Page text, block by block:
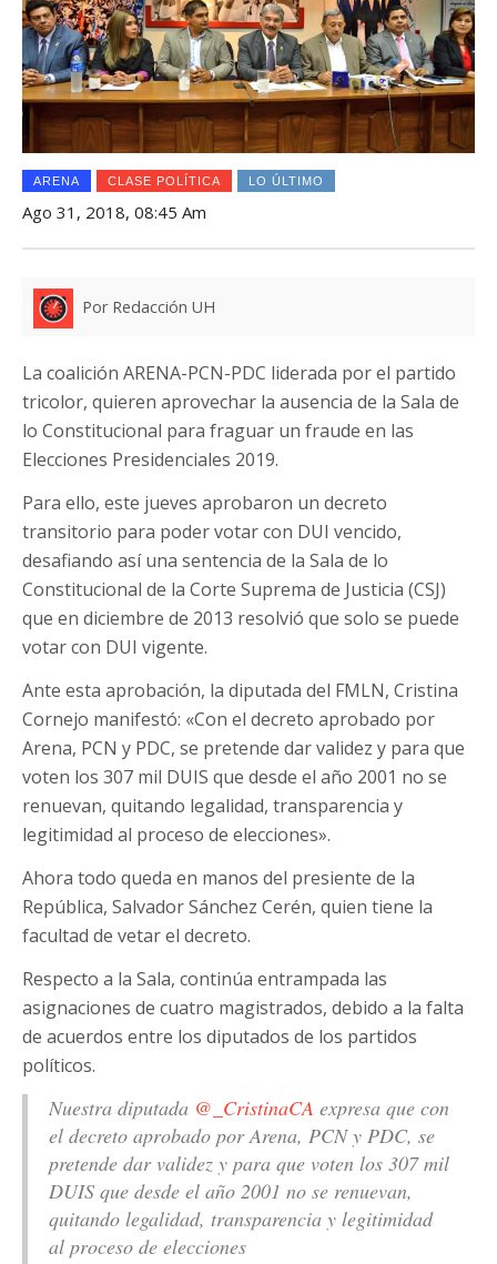
ARENA CLASE POLÍTICA LO ÚLTIMO
Ago 31, 2018, 08:45 Am
Por Redacción UH
La coalición ARENA-PCN-PDC liderada por el partido
tricolor, quieren aprovechar la ausencia de la Sala de
lo Constitucional para fraguar un fraude en las
Elecciones Presidenciales 2019.
Para ello, este jueves aprobaron un decreto
transitorio para poder votar con DUI vencido,
desafiando así una sentencia de la Sala de lo
Constitucional de la Corte Suprema de Justicia (CSJ)
que en diciembre de 2013 resolvió que solo se puede
votar con DUI vigente.
Ante esta aprobación, la diputada del FMLN, Cristina
Cornejo manifestó: «Con el decreto aprobado por
Arena, PCN y PDC, se pretende dar validez y para que
voten los 307 mil DUIS que desde el año 2001 no se
renuevan, quitando legalidad, transparencia y
legitimidad al proceso de elecciones».
Ahora todo queda en manos del presiente de la
República, Salvador Sánchez Cerén, quien tiene la
facultad de vetar el decreto.
Respecto a la Sala, continúa entrampada las
asignaciones de cuatro magistrados, debido a la falta
de acuerdos entre los diputados de los partidos
políticos.
Nuestra diputada @_CristinaCA expresa que con
el decreto aprobado por Arena, PCN y PDC, se
pretende dar validez y para que voten los 307 mil
DUIS que desde el año 2001 no se renuevan,
quitando legalidad, transparencia y legitimidad
al proceso de elecciones